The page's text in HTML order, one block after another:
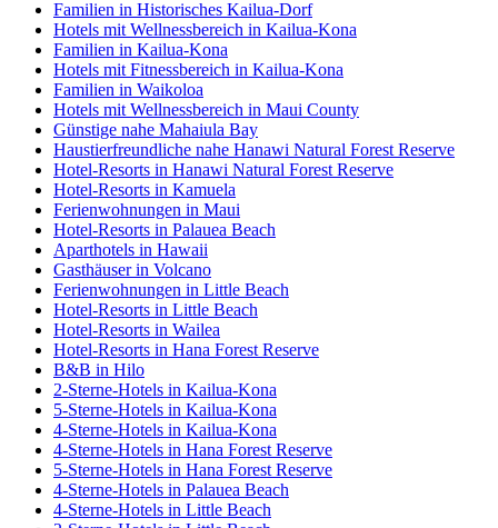
Familien in Historisches Kailua-Dorf
Hotels mit Wellnessbereich in Kailua-Kona
Familien in Kailua-Kona
Hotels mit Fitnessbereich in Kailua-Kona
Familien in Waikoloa
Hotels mit Wellnessbereich in Maui County
Günstige nahe Mahaiula Bay
Haustierfreundliche nahe Hanawi Natural Forest Reserve
Hotel-Resorts in Hanawi Natural Forest Reserve
Hotel-Resorts in Kamuela
Ferienwohnungen in Maui
Hotel-Resorts in Palauea Beach
Aparthotels in Hawaii
Gasthäuser in Volcano
Ferienwohnungen in Little Beach
Hotel-Resorts in Little Beach
Hotel-Resorts in Wailea
Hotel-Resorts in Hana Forest Reserve
B&B in Hilo
2-Sterne-Hotels in Kailua-Kona
5-Sterne-Hotels in Kailua-Kona
4-Sterne-Hotels in Kailua-Kona
4-Sterne-Hotels in Hana Forest Reserve
5-Sterne-Hotels in Hana Forest Reserve
4-Sterne-Hotels in Palauea Beach
4-Sterne-Hotels in Little Beach